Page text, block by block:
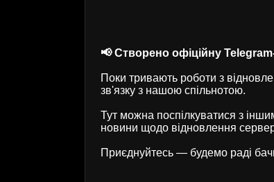
📢 Створено офіційну
Поки тривають роботи з
зв'язку з нашою спільнотою.
Тут можна поспілкуватися з
новини щодо відновлення
Приєднуйтесь — будемо раді